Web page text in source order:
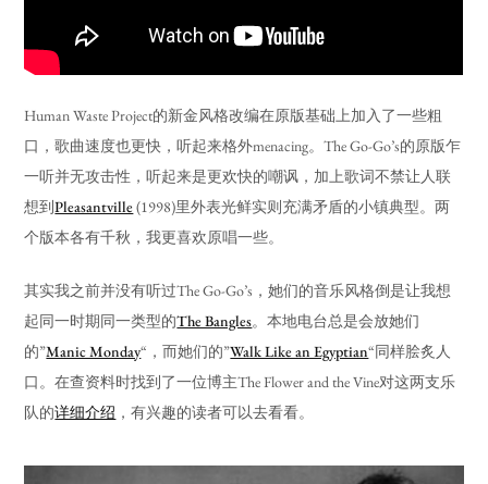
Human Waste Project的新金风格改编在原版基础上加入了一些粗
口，歌曲速度也更快，听起来格外menacing。The Go-Go’s的原版乍
一听并无攻击性，听起来是更欢快的嘲讽，加上歌词不禁让人联
想到Pleasantville(1998)里外表光鲜实则充满矛盾的小镇典型。两
个版本各有千秋，我更喜欢原唱一些。
其实我之前并没有听过The Go-Go’s，她们的音乐风格倒是让我想
起同一时期同一类型的The Bangles。本地电台总是会放她们
的”Manic Monday“，而她们的”Walk Like an Egyptian“同样脍炙人
口。在查资料时找到了一位博主The Flower and the Vine对这两支乐
队的详细介绍 ，有兴趣的读者可以去看看。